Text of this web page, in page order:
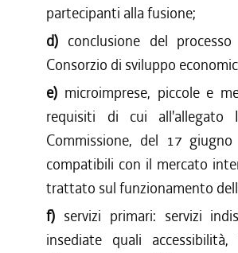
partecipanti alla fusione;
d) conclusione del
Consorzio di sviluppo
e) microimprese, piccole e
requisiti di cui all'allegato
Commissione, del 17
compatibili con il mercato
trattato sul funzionamento
f) servizi primari: servizi
insediate quali